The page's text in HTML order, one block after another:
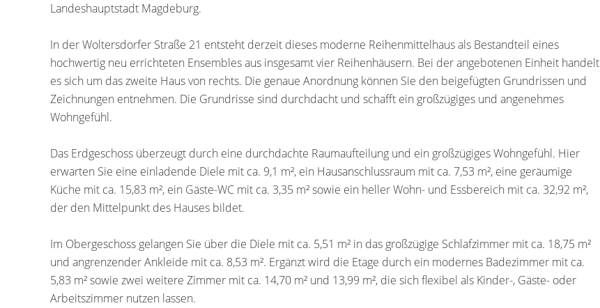
Landeshauptstadt Magdeburg.
In der Woltersdorfer Straße 21 entsteht derzeit dieses moderne Reihenmittelhaus als Bestandteil eines
hochwertig neu errichteten Ensembles aus insgesamt vier Reihenhäusern. Bei der angebotenen Einheit handelt
es sich um das zweite Haus von rechts. Die genaue Anordnung können Sie den beigefügten Grundrissen und
Zeichnungen entnehmen. Die Grundrisse sind durchdacht und schafft ein großzügiges und angenehmes
Wohngefühl.
Das Erdgeschoss überzeugt durch eine durchdachte Raumaufteilung und ein großzügiges Wohngefühl. Hier
erwarten Sie eine einladende Diele mit ca. 9,1 m², ein Hausanschlussraum mit ca. 7,53 m², eine geräumige
Küche mit ca. 15,83 m², ein Gäste-WC mit ca. 3,35 m² sowie ein heller Wohn- und Essbereich mit ca. 32,92 m²,
der den Mittelpunkt des Hauses bildet.
Im Obergeschoss gelangen Sie über die Diele mit ca. 5,51 m² in das großzügige Schlafzimmer mit ca. 18,75 m²
und angrenzender Ankleide mit ca. 8,53 m². Ergänzt wird die Etage durch ein modernes Badezimmer mit ca.
5,83 m² sowie zwei weitere Zimmer mit ca. 14,70 m² und 13,99 m², die sich flexibel als Kinder-, Gäste- oder
Arbeitszimmer nutzen lassen.